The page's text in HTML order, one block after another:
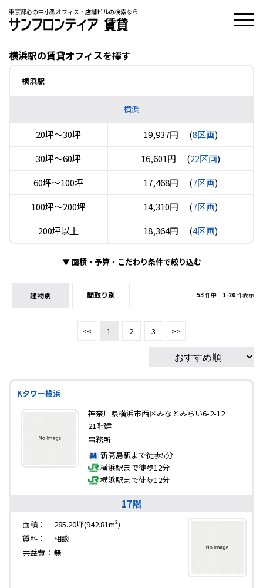
東京都心の中小型オフィス・店舗ビルの検索なら
横浜駅の賃貸オフィスを探す
横浜駅
横浜
20坪〜30坪 19,937円 (8区画)
30坪〜60坪
16,601円 (22区画)
60坪〜100坪
17,468円 (7区画)
100坪〜200坪
14,310円 (7区画)
200坪以上
18,364円 (4区画)
▼面積・予算・こだわり条件で絞り込む
建物別 間取り別 53件中 1-20件表示
<< 1 2 3 >>
Kタワー横浜
神奈川県横浜市西区みなとみらい6-2-12
21階建
事務所
新高島駅まで徒歩5分
横浜駅まで徒歩12分
横浜駅まで徒歩12分
17階
面積：
285.20坪(942.81m²)
賃料：
相談
共益費： 無